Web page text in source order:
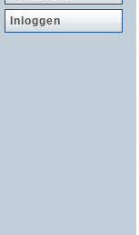
Inloggen